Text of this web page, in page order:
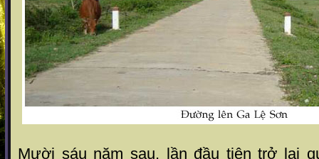
Mười sáu năm sau, lần đầu tiên trở lại